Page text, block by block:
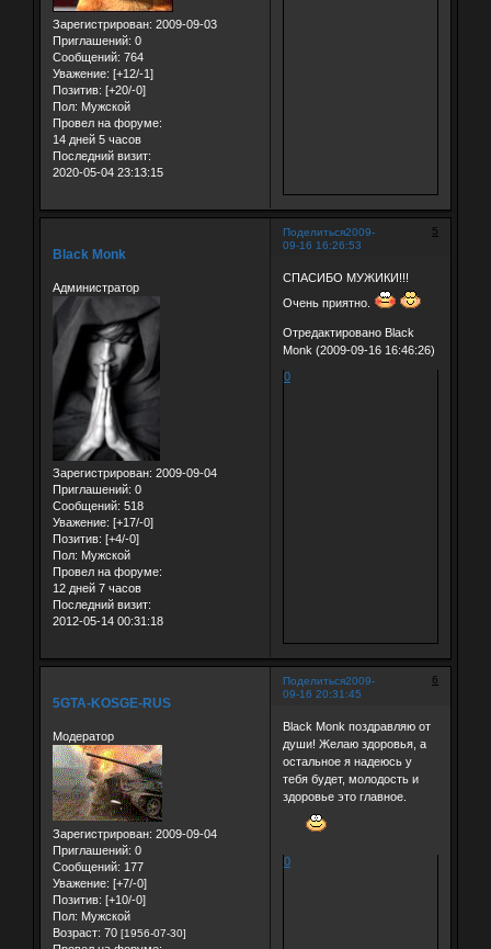
Зарегистрирован: 2009-09-03
Приглашений: 0
Сообщений: 764
Уважение: [+12/-1]
Позитив: [+20/-0]
Пол: Мужской
Провел на форуме:
14 дней 5 часов
Последний визит:
2020-05-04 23:13:15
Поделиться 5
2009-
09-16 16:26:53
Black Monk
Администратор
Зарегистрирован: 2009-09-04
Приглашений: 0
Сообщений: 518
Уважение: [+17/-0]
Позитив: [+4/-0]
Пол: Мужской
Провел на форуме:
12 дней 7 часов
Последний визит:
2012-05-14 00:31:18
СПАСИБО МУЖИКИ!!!
Очень приятно.
Отредактировано Black
Monk (2009-09-16 16:46:26)
0
Поделиться 6
2009-
09-16 20:31:45
5GTA-KOSGE-RUS
Модератор
Зарегистрирован: 2009-09-04
Приглашений: 0
Сообщений: 177
Уважение: [+7/-0]
Позитив: [+10/-0]
Пол: Мужской
Возраст: 70 [1956-07-30]
Black Monk поздравляю от
души! Желаю здоровья, а
остальное я надеюсь у
тебя будет, молодость и
здоровье это главное.
0